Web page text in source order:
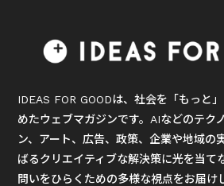
IDEAS FOR GOODは、社会を「もっと
めたウェブマガジンです。AIなどのテク
ン、アート、広告、政策、企業や地域の
ばるクリエイティブな解決策に光を当て
問いをひらくための多様な視点をお届け